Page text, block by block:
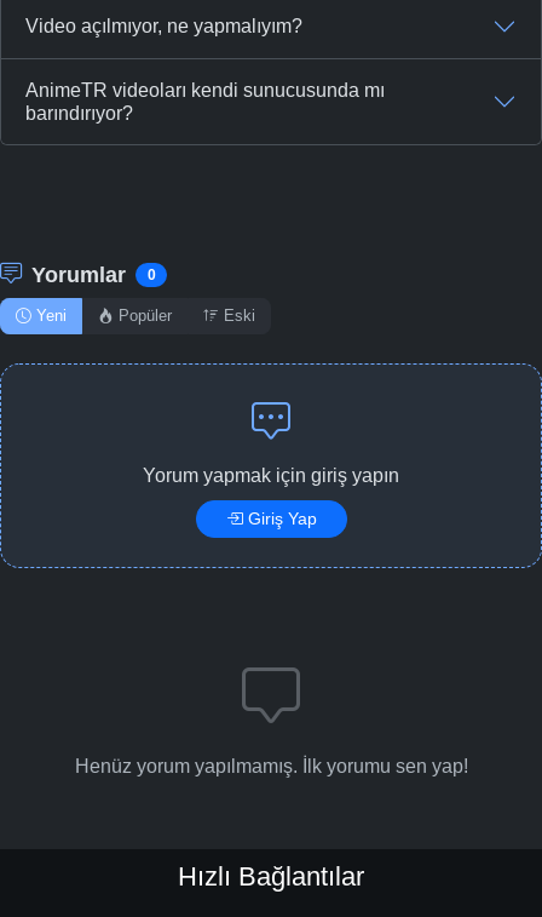
Video açılmıyor, ne yapmalıyım?
AnimeTR videoları kendi sunucusunda mı
barındırıyor?
Yorumlar 0
Yeni Popüler Eski
Yorum yapmak için giriş yapın
Giriş Yap
Henüz yorum yapılmamış. İlk yorumu sen yap!
Hızlı Bağlantılar